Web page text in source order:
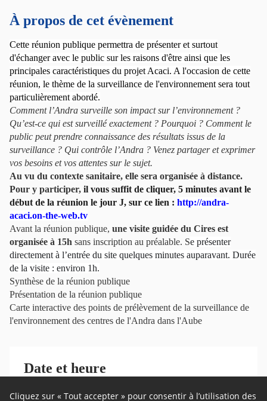
À propos de cet évènement
Cette réunion publique permettra de présenter et surtout
d'échanger avec le public sur les raisons d'être ainsi que les
principales caractéristiques du projet Acaci. A l'occasion de cette
réunion, le thème de la surveillance de l'environnement sera tout
particulièrement abordé.
Comment l’Andra surveille son impact sur l’environnement ?
Qu’est-ce qui est surveillé exactement ? Pourquoi ? Comment le
public peut prendre connaissance des résultats issus de la
surveillance ? Qui contrôle l’Andra ? Venez partager et exprimer
vos besoins et vos attentes sur le sujet.
Au vu du contexte sanitaire, elle sera organisée à distance.
Pour y participer, il vous suffit de cliquer, 5 minutes avant le
début de la réunion le jour J, sur ce lien : http://andra-
acaci.on-the-web.tv
Avant la réunion publique, une visite guidée du Cires est
organisée à 15h sans inscription au préalable. Se présenter
directement à l’entrée du site quelques minutes auparavant. Durée
de la visite : environ 1h.
Synthèse de la réunion publique
Présentation de la réunion publique
Carte interactive des points de prélèvement de la surveillance de
l'environnement des centres de l'Andra dans l'Aube
Date et heure
Cliquez sur « Tout accepter » pour consentir à l’utilisation des